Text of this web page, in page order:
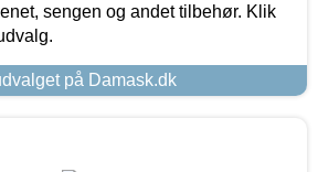
sengen og andet tilbehør. Klik
på Damask.dk